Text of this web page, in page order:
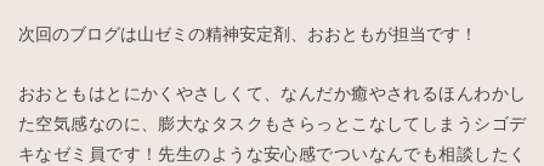
次回のブログは山ゼミの精神安定剤、おおともが担当です！
おおともはとにかくやさしくて、なんだか癒やされるほんわかし
た空気感なのに、膨大なタスクもさらっとこなしてしまうシゴデ
キなゼミ員です！先生のような安心感でついなんでも相談したく